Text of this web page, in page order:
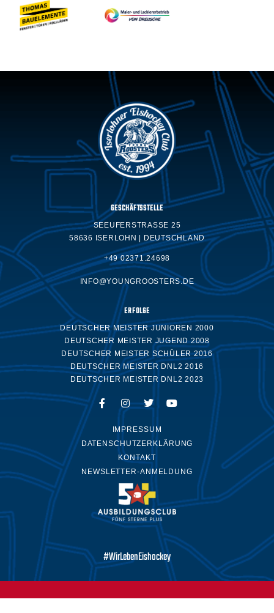
GESCHÄFTSSTELLE
SEEUFERSTRASSE 25
58636 ISERLOHN | DEUTSCHLAND
+49 02371.24698
INFO@YOUNGROOSTERS.DE
ERFOLGE
DEUTSCHER MEISTER JUNIOREN 2000
DEUTSCHER MEISTER JUGEND 2008
DEUTSCHER MEISTER SCHÜLER 2016
DEUTSCHER MEISTER DNL2 2016
DEUTSCHER MEISTER DNL2 2023
IMPRESSUM
DATENSCHUTZERKLÄRUNG
KONTAKT
NEWSLETTER-ANMELDUNG
#WirLebenEishockey